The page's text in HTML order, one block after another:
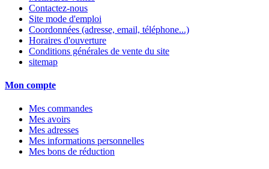
Contactez-nous
Site mode d'emploi
Coordonnées (adresse, email, téléphone...)
Horaires d'ouverture
Conditions générales de vente du site
sitemap
Mon compte
Mes commandes
Mes avoirs
Mes adresses
Mes informations personnelles
Mes bons de réduction